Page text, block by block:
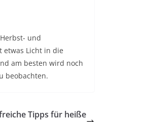
und
etwas Licht in die
am besten wird noch
beobachten.
Tipps für heiße